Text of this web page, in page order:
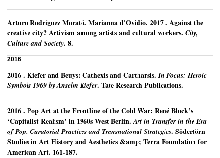
Arturo Rodríguez Morató. Marianna d'Ovidio. 2017. Against the
creative city? Activism among artists and cultural workers. City,
Culture and Society. 8.
2016
2016. Kiefer and Beuys: Cathexis and Cartharsis. In Focus: Heroic
Symbols 1969 by Anselm Kiefer. Tate Research Publications.
2016. Pop Art at the Frontline of the Cold War: René Block’s
‘Capitalist Realism’ in 1960s West Berlin. Art in Transfer in the Era
of Pop. Curatorial Practices and Transnational Strategies. Södertörn
Studies in Art History and Aesthetics &amp; Terra Foundation for
American Art. 161-187.